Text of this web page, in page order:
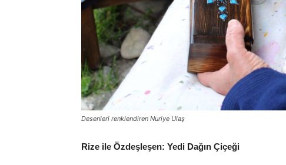
Desenleri renklendiren Nuriye Ulaş
Rize ile Özdeşleşen: Yedi Dağın Çiçeği